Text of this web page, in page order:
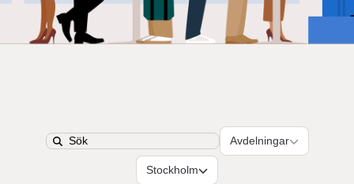
Search
Avdelningar
Avdelningar
Platser
Stockholm